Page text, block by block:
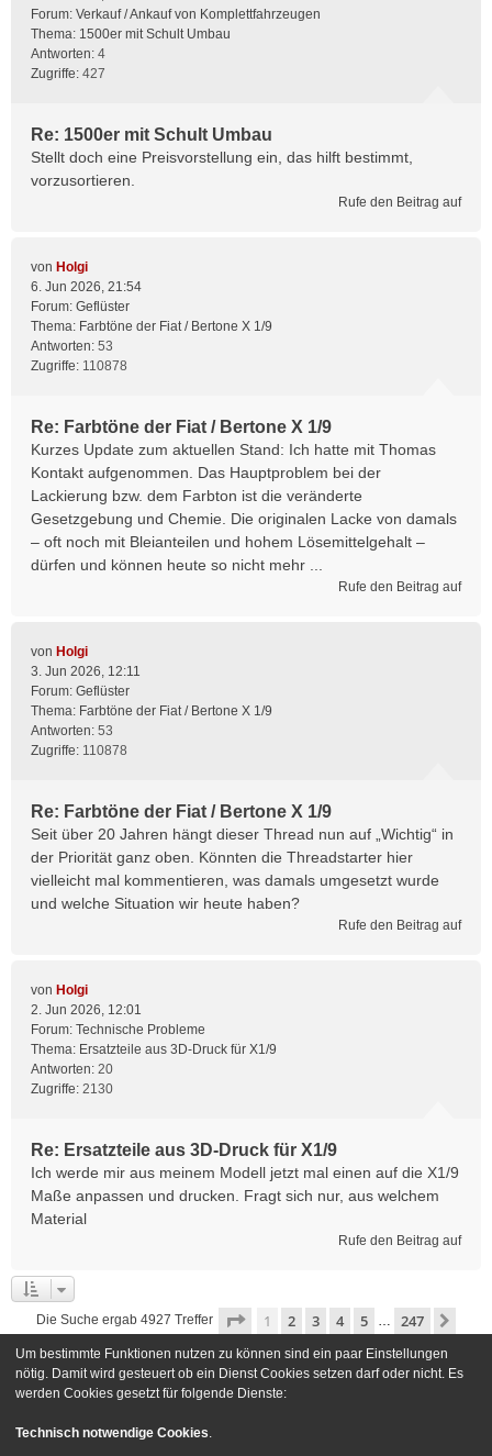
Forum: Verkauf / Ankauf von Komplettfahrzeugen
Thema: 1500er mit Schult Umbau
Antworten: 4
Zugriffe: 427
Re: 1500er mit Schult Umbau
Stellt doch eine Preisvorstellung ein, das hilft bestimmt,
vorzusortieren.
Rufe den Beitrag auf
von Holgi
6. Jun 2026, 21:54
Forum: Geflüster
Thema: Farbtöne der Fiat / Bertone X 1/9
Antworten: 53
Zugriffe: 110878
Re: Farbtöne der Fiat / Bertone X 1/9
Kurzes Update zum aktuellen Stand: Ich hatte mit Thomas
Kontakt aufgenommen. Das Hauptproblem bei der
Lackierung bzw. dem Farbton ist die veränderte
Gesetzgebung und Chemie. Die originalen Lacke von damals
– oft noch mit Bleianteilen und hohem Lösemittelgehalt –
dürfen und können heute so nicht mehr ...
Rufe den Beitrag auf
von Holgi
3. Jun 2026, 12:11
Forum: Geflüster
Thema: Farbtöne der Fiat / Bertone X 1/9
Antworten: 53
Zugriffe: 110878
Re: Farbtöne der Fiat / Bertone X 1/9
Seit über 20 Jahren hängt dieser Thread nun auf „Wichtig“ in
der Priorität ganz oben. Könnten die Threadstarter hier
vielleicht mal kommentieren, was damals umgesetzt wurde
und welche Situation wir heute haben?
Rufe den Beitrag auf
von Holgi
2. Jun 2026, 12:01
Forum: Technische Probleme
Thema: Ersatzteile aus 3D-Druck für X1/9
Antworten: 20
Zugriffe: 2130
Re: Ersatzteile aus 3D-Druck für X1/9
Ich werde mir aus meinem Modell jetzt mal einen auf die X1/9
Maße anpassen und drucken. Fragt sich nur, aus welchem
Material
Rufe den Beitrag auf
Die Suche ergab 4927 Treffer Seite 1von 247
1 2 3 4 5 … 247
Gehe zu
Foren-Übersicht Kontakt
Um bestimmte Funktionen nutzen zu können sind ein paar Einstellungen
nötig. Damit wird gesteuert ob ein Dienst Cookies setzen darf oder nicht. Es
werden Cookies gesetzt für folgende Dienste:
Technisch notwendige Cookies.